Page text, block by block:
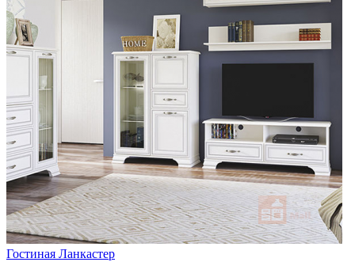
Гостиная Ланкастер